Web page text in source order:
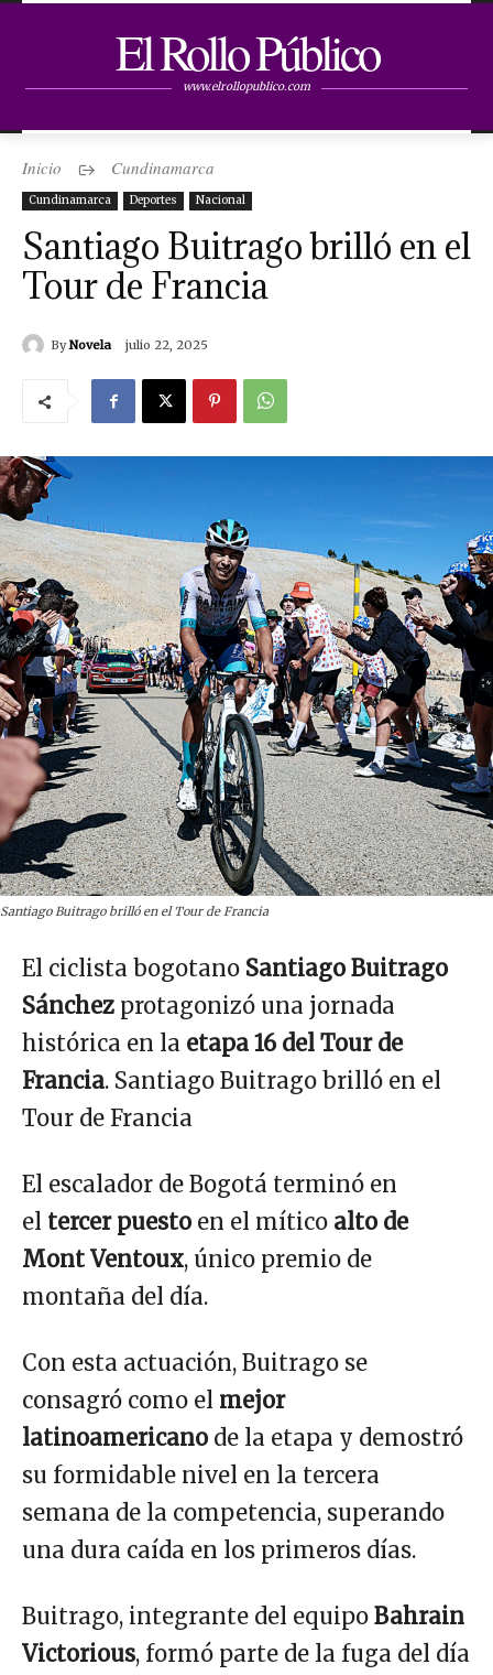
El Rollo Público
www.elrollopublico.com
Inicio Cundinamarca
Cundinamarca Deportes Nacional
Santiago Buitrago brilló en el
Tour de Francia
By Novela julio 22, 2025
Santiago Buitrago brilló en el Tour de Francia
El ciclista bogotano Santiago Buitrago
Sánchez protagonizó una jornada
histórica en la etapa 16 del Tour de
Francia. Santiago Buitrago brilló en el
Tour de Francia
El escalador de Bogotá terminó en
el tercer puesto en el mítico alto de
Mont Ventoux, único premio de
montaña del día.
Con esta actuación, Buitrago se
consagró como el mejor
latinoamericano de la etapa y demostró
su formidable nivel en la tercera
semana de la competencia, superando
una dura caída en los primeros días.
Buitrago, integrante del equipo Bahrain
Victorious, formó parte de la fuga del día